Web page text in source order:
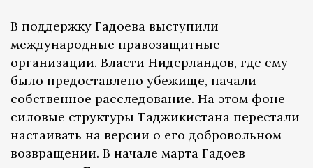
В поддержку Гадоева выступили
международные правозащитные
организации. Власти Нидерландов, где ему
было предоставлено убежище, начали
собственное расследование. На этом фоне
силовые структуры Таджикистана перестали
настаивать на версии о его добровольном
возвращении. В начале марта Гадоев